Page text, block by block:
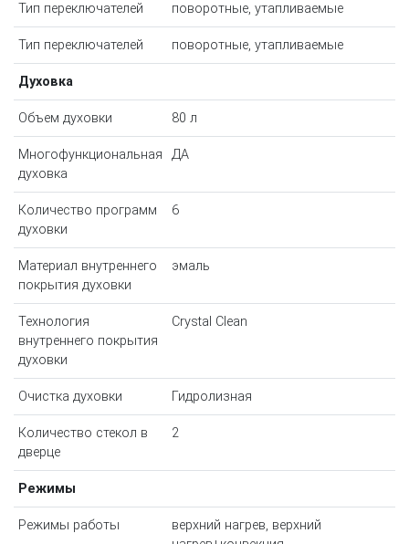
Тип переключателей поворотные, утапливаемые
Тип переключателей поворотные, утапливаемые
Духовка
Объем духовки 80 л
Многофункциональная
духовка
ДА
Количество программ
духовки
6
Материал внутреннего
покрытия духовки
эмаль
Технология
внутреннего покрытия
духовки
Crystal Clean
Очистка духовки Гидролизная
Количество стекол в
дверце
2
Режимы
Режимы работы
верхний нагрев, верхний